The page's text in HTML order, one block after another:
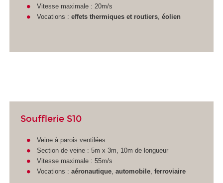
Vitesse maximale : 20m/s
Vocations : effets thermiques et routiers, éolien
Soufflerie S10
Veine à parois ventilées
Section de veine : 5m x 3m, 10m de longueur
Vitesse maximale : 55m/s
Vocations : aéronautique, automobile, ferroviaire